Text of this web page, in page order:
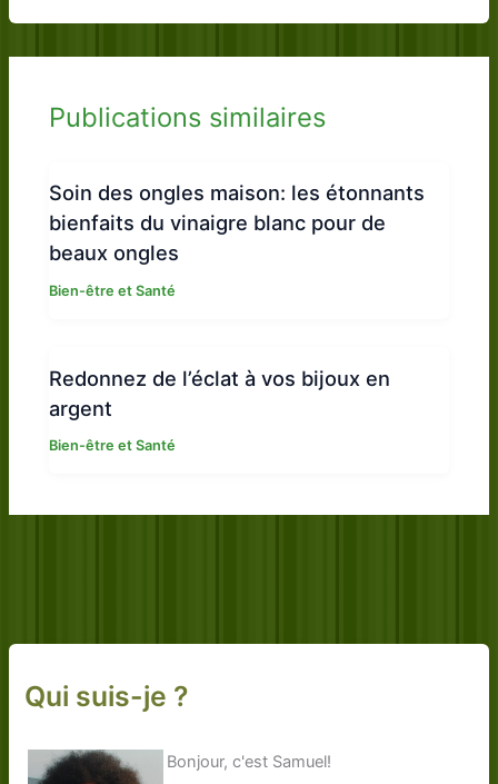
Publications similaires
Soin des ongles maison: les étonnants
bienfaits du vinaigre blanc pour de
beaux ongles
Bien-être et Santé
Redonnez de l’éclat à vos bijoux en
argent
Bien-être et Santé
Qui suis-je ?
Bonjour, c'est Samuel!